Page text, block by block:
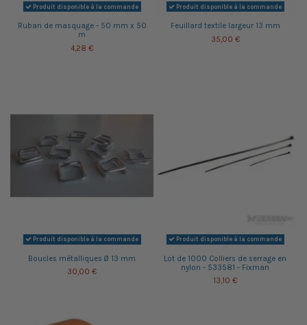
Produit disponible à la commande
Ruban de masquage - 50 mm x 50
m
4,28 €
Produit disponible à la commande
Feuillard textile largeur 13 mm
35,00 €
Produit disponible à la commande
Boucles métalliques Ø 13 mm
30,00 €
Produit disponible à la commande
Lot de 1000 Colliers de serrage en
nylon - 533581 - Fixman
13,10 €